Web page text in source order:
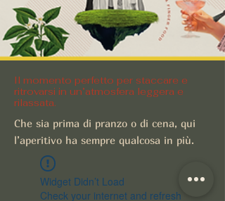
Il momento perfetto per staccare e
ritrovarsi in un’atmosfera leggera e
rilassata.
Che sia prima di pranzo o di cena, qui
l’aperitivo ha sempre qualcosa in più.
Widget Didn’t Load
Check your internet and refresh